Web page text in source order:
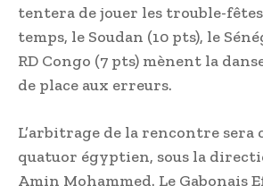
tentera de jouer les trouble-
temps, le Soudan (10 pts), le
RD Congo (7 pts) mènent la
de place aux erreurs.
L’arbitrage de la rencontre sera
quatuor égyptien, sous la
Amin Mohammed. Le Gabonais